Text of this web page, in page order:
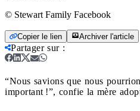
© Stewart Family Facebook
Copier le lien Archiver l'article
Partager sur:
“Nous savions que nous
important !”, confie la mère